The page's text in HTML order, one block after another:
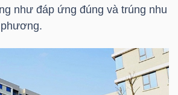
như đáp ứng đúng và trúng nhu